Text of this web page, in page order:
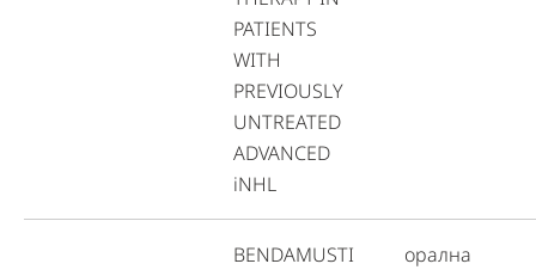
PATIENTS
WITH
PREVIOUSLY
UNTREATED
ADVANCED
iNHL
BENDAMUSTI
орална